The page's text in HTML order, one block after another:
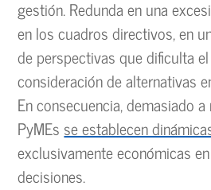
gestión. Redunda en una
en los cuadros directivos, en
de perspectivas que dificulta
consideración de alternativas
En consecuencia, demasiado
PyMEs se establecen
exclusivamente económicas
decisiones.